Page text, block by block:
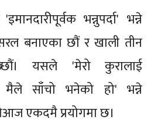
भन्नुपर्दा' भन्ने
बनाएका छौं र खाली तीन
यसले 'मेरो कुरालाई
मैले साँचो भनेको हो' भन्ने
एकदमै प्रयोगमा छ।